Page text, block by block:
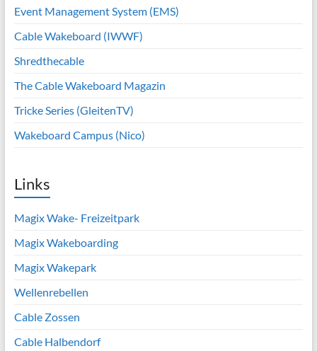
Event Management System (EMS)
Cable Wakeboard (IWWF)
Shredthecable
The Cable Wakeboard Magazin
Tricke Series (GleitenTV)
Wakeboard Campus (Nico)
Links
Magix Wake- Freizeitpark
Magix Wakeboarding
Magix Wakepark
Wellenrebellen
Cable Zossen
Cable Halbendorf